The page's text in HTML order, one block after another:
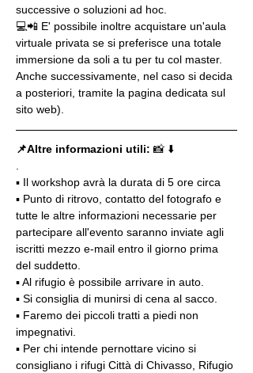
successive o soluzioni ad hoc.
💻📲 E' possibile inoltre acquistare un'aula
virtuale privata se si preferisce una totale
immersione da soli a tu per tu col master.
Anche successivamente, nel caso si decida
a posteriori, tramite la pagina dedicata sul
sito web).
📌Altre informazioni utili: 📸 ⬇️
▪️ Il workshop avrà la durata di 5 ore circa
▪️ Punto di ritrovo, contatto del fotografo e
tutte le altre informazioni necessarie per
partecipare all'evento saranno inviate agli
iscritti mezzo e-mail entro il giorno prima
del suddetto.
▪️ Al rifugio è possibile arrivare in auto.
▪ Si consiglia di munirsi di cena al sacco.
▪ Faremo dei piccoli tratti a piedi non
impegnativi.
▪️ Per chi intende pernottare vicino si
consigliano i rifugi Città di Chivasso, Rifugio